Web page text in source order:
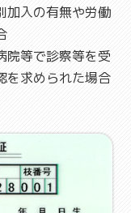
加入の有無や労働
院等で診察等を受
を求められた場合